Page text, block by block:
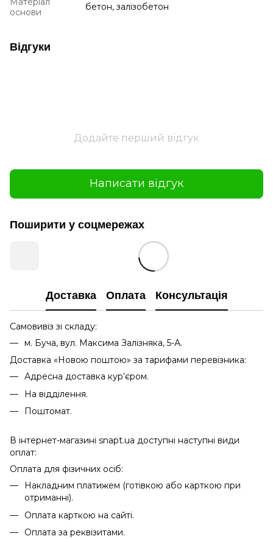
основи
бетон, залізобетон
Відгуки
Додайте перший відгук
Написати відгук
Поширити у соцмережах
Доставка Оплата Консультація
Самовивіз зі складу:
м. Буча, вул. Максима Залізняка, 5-А.
Доставка «Новою поштою» за тарифами перевізника:
Адресна доставка кур’єром.
На відділення.
Поштомат.
В інтернет-магазині snapt.ua доступні наступні види
оплат:
Оплата для фізичних осіб:
Накладним платижем (готівкою або карткою при
отриманні).
Оплата карткою на сайті.
Оплата за реквізитами.